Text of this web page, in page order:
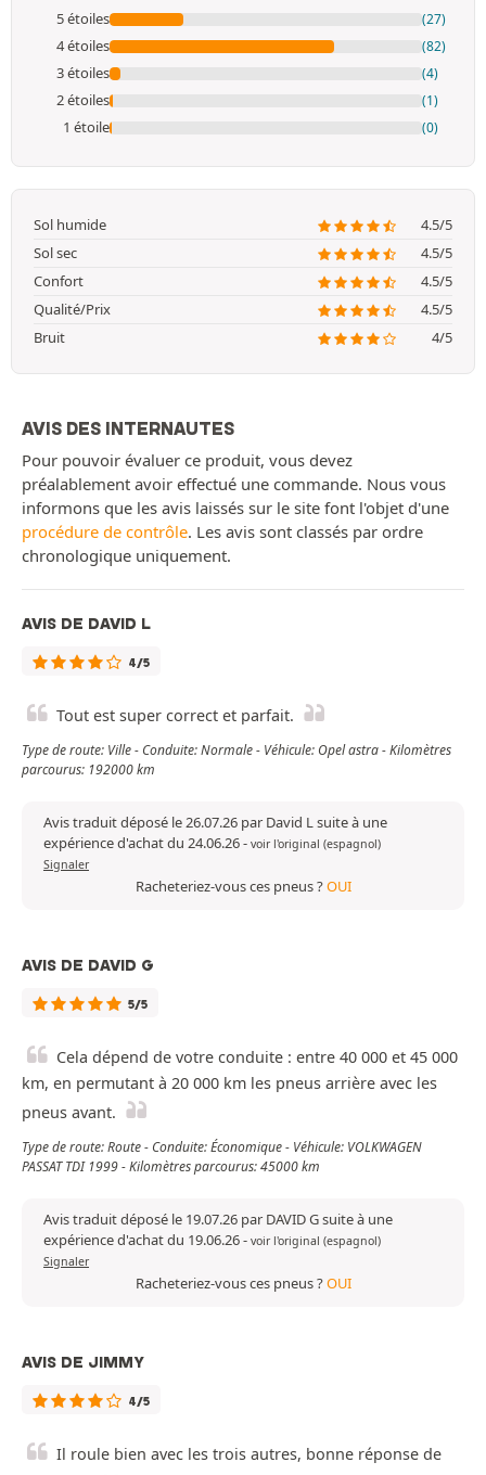
5 étoiles (27)
4 étoiles (82)
3 étoiles (4)
2 étoiles (1)
1 étoile (0)
Sol humide
4.5/5
Sol sec
4.5/5
Confort
4.5/5
Qualité/Prix
4.5/5
Bruit
4/5
AVIS DES INTERNAUTES
Pour pouvoir évaluer ce produit, vous devez
préalablement avoir effectué une commande. Nous vous
informons que les avis laissés sur le site font l'objet d'une
procédure de contrôle. Les avis sont classés par ordre
chronologique uniquement.
AVIS DE DAVID L
4/5
Tout est super correct et parfait.
Type de route: Ville - Conduite: Normale - Véhicule: Opel astra - Kilomètres
parcourus: 192000 km
Avis traduit déposé le 26.07.26 par David L suite à une
expérience d'achat du 24.06.26- voir l'original (espagnol)
Signaler
Racheteriez-vous ces pneus ?OUI
AVIS DE DAVID G
5/5
Cela dépend de votre conduite : entre 40 000 et 45 000
km, en permutant à 20 000 km les pneus arrière avec les
pneus avant.
Type de route: Route - Conduite: Économique - Véhicule: VOLKWAGEN
PASSAT TDI 1999 - Kilomètres parcourus: 45000 km
Avis traduit déposé le 19.07.26 par DAVID G suite à une
expérience d'achat du 19.06.26- voir l'original (espagnol)
Signaler
Racheteriez-vous ces pneus ?OUI
AVIS DE JIMMY
4/5
Il roule bien avec les trois autres, bonne réponse de